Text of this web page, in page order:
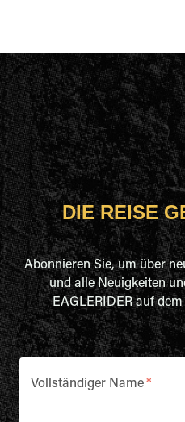
DIE REISE
Abonnieren Sie, um über
und alle Neuigkeiten
EAGLERIDER auf
Vollständiger Name*